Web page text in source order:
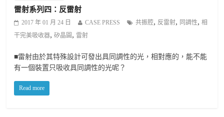
雷射系列四：反雷射
2017 年 01 月 24 日 CASE PRESS 共振腔, 反雷射, 同調性,相
干完美吸收器,矽晶圓 , 雷射
■雷射由於其特殊設計可發出具同調性的光，相對應的，能不能
有一個裝置只吸收具同調性的光呢？
Read more